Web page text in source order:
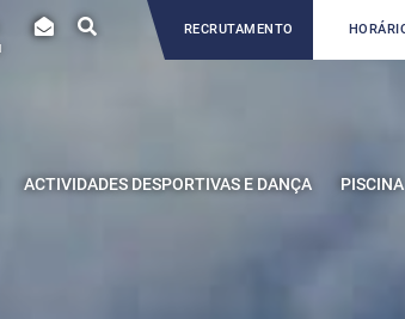
RECRUTAMENTO
ACTIVIDADES DESPORTIVAS E DANÇA PISCINA